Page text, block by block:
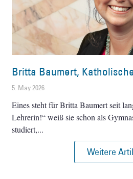
Britta Baumert,
5. May 2026
Eines steht für Britta Baumert seit
Lehrerin!“ weiß sie schon als
studiert,
Weitere